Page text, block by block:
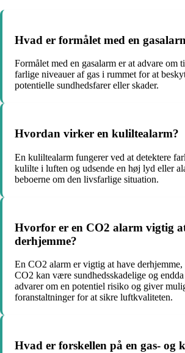
Hvad er formålet med en
Formålet med en gasalarm er at advare om
farlige niveauer af gas i rummet for at
potentielle sundhedsfarer eller skader.
Hvordan virker en kuliltealarm?
En kuliltealarm fungerer ved at detektere
kulilte i luften og udsende en høj lyd eller
beboerne om den livsfarlige situation.
Hvorfor er en CO2 alarm vigtig
derhjemme?
En CO2 alarm er vigtig at have
CO2 kan være sundhedsskadelige og
advarer om en potentiel risiko og giver
foranstaltninger for at sikre luftkvaliteten.
Hvad er forskellen på en gas- og